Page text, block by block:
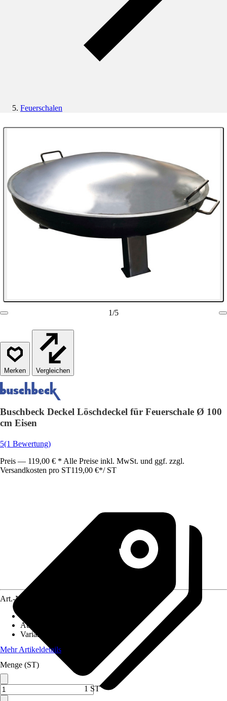
Feuerschalen
1/5
Vergleichen
Buschbeck Deckel Löschdeckel für Feuerschale Ø 100
cm Eisen
5(1 Bewertung)
Preis — 119,00 € * Alle Preise inkl. MwSt. und ggf. zzgl.
Versandkosten pro ST119,00 €*/ ST
Art.-Nr.
Ausführung
Variante
Mehr Artikeldetails
Menge (ST)
1 ST